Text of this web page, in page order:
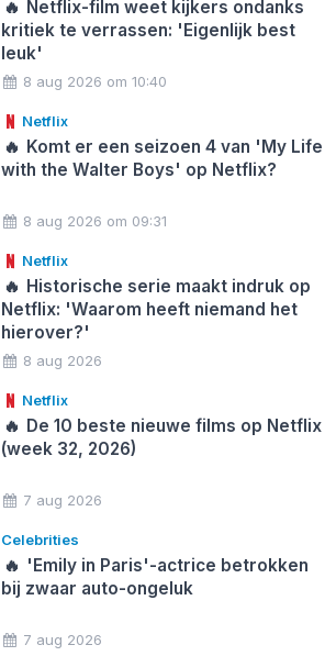
🔥 Netflix-film weet kijkers ondanks
kritiek te verrassen: 'Eigenlijk best
leuk'
8 aug 2026 om 10:40
Netflix
🔥 Komt er een seizoen 4 van 'My Life
with the Walter Boys' op Netflix?
8 aug 2026 om 09:31
Netflix
🔥 Historische serie maakt indruk op
Netflix: 'Waarom heeft niemand het
hierover?'
8 aug 2026
Netflix
🔥 De 10 beste nieuwe films op Netflix
(week 32, 2026)
7 aug 2026
Celebrities
🔥 'Emily in Paris'-actrice betrokken
bij zwaar auto-ongeluk
7 aug 2026